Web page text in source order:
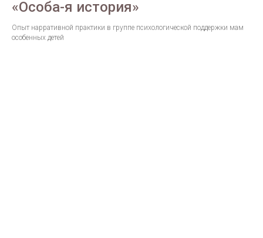
«Особа-я история»
Опыт нарративной практики в группе психологической поддержки мам
особенных детей